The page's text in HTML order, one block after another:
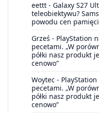
eettt - Galaxy S27
teleobiektywu?
powodu cen pamięci
Grześ - PlayStation
pecetami. „W
półki nasz produkt
cenowo”
Woytec -
pecetami. „W
półki nasz produkt
cenowo”